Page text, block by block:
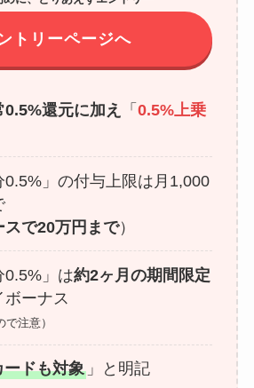
トリーページへ
0.5%還元に加え 「0.5%上乗
0.5%」の付与上限は月1,000
スで20万円まで）
0.5%」は約2ヶ月の期間限定
ボーナス
で注意）
ドも対象 」と明記